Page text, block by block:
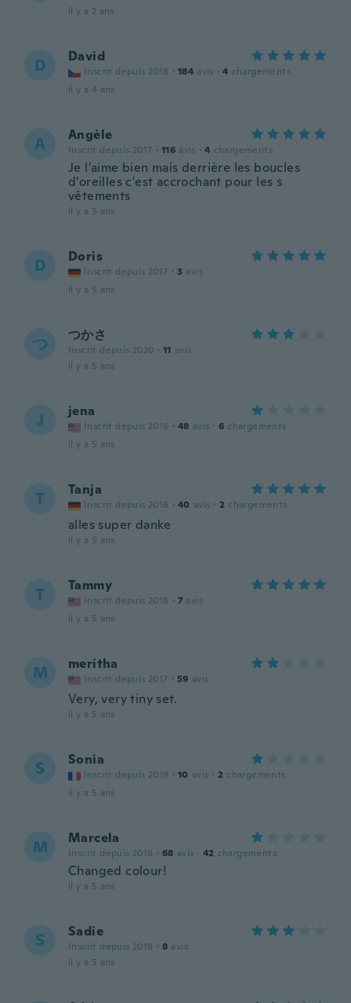
il y a 2 ans
D David
Inscrit depuis 2018 · 184 avis · 4 chargements
il y a 4 ans
A Angèle
Inscrit depuis 2017 · 116 avis · 4 chargements
Je l'aime bien mais derrière les boucles
d'oreilles c'est accrochant pour les s
vêtements
il y a 5 ans
D Doris
Inscrit depuis 2017 · 3 avis
il y a 5 ans
つ つかさ
Inscrit depuis 2020 · 11 avis
il y a 5 ans
J jena
Inscrit depuis 2016 · 48 avis · 6 chargements
il y a 5 ans
T Tanja
Inscrit depuis 2016 · 40 avis · 2 chargements
alles super danke
il y a 5 ans
T Tammy
Inscrit depuis 2018 · 7 avis
il y a 5 ans
M meritha
Inscrit depuis 2017 · 59 avis
Very, very tiny set.
il y a 5 ans
S Sonia
Inscrit depuis 2019 · 10 avis · 2 chargements
il y a 5 ans
M Marcela
Inscrit depuis 2018 · 68 avis · 42 chargements
Changed colour!
il y a 5 ans
S Sadie
Inscrit depuis 2018 · 8 avis
il y a 5 ans